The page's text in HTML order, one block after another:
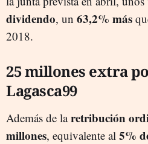
dividendo, un 63,2% más
2018.
25 millones extra
Lagasca99
Además de laretribución
millones, equivalente al 5%